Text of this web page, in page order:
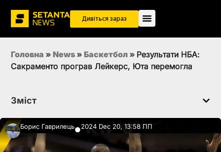
Дивіться зараз
Головна » News » Баскетбол » Результати НБА:
Сакраменто програв Лейкерс, Юта перемогла
Зміст
Борис Гаврилець●2024 Dec 20, 13:58 ПП